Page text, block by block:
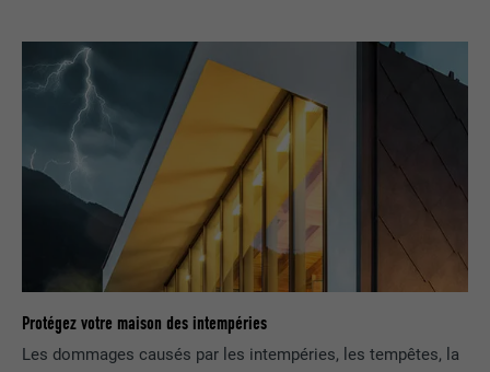
Protégez votre maison des intempéries
Les dommages causés par les intempéries, les tempêtes, la